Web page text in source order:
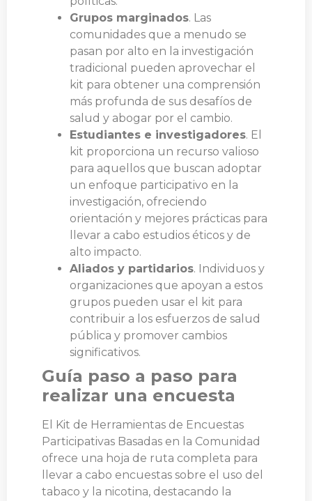
Grupos marginados. Las
comunidades que a menudo se
pasan por alto en la investigación
tradicional pueden aprovechar el
kit para obtener una comprensión
más profunda de sus desafíos de
salud y abogar por el cambio.
Estudiantes e investigadores. El
kit proporciona un recurso valioso
para aquellos que buscan adoptar
un enfoque participativo en la
investigación, ofreciendo
orientación y mejores prácticas para
llevar a cabo estudios éticos y de
alto impacto.
Aliados y partidarios. Individuos y
organizaciones que apoyan a estos
grupos pueden usar el kit para
contribuir a los esfuerzos de salud
pública y promover cambios
significativos.
Guía paso a paso para
realizar una encuesta
El Kit de Herramientas de Encuestas
Participativas Basadas en la Comunidad
ofrece una hoja de ruta completa para
llevar a cabo encuestas sobre el uso del
tabaco y la nicotina, destacando la